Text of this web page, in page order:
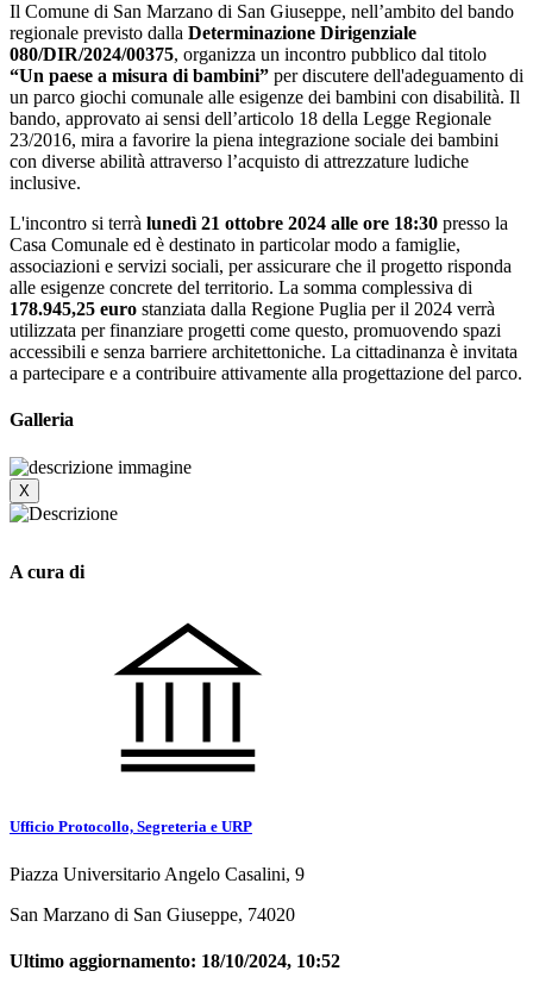
Il Comune di San Marzano di San Giuseppe, nell’ambito del bando
regionale previsto dalla Determinazione Dirigenziale
080/DIR/2024/00375, organizza un incontro pubblico dal titolo
“Un paese a misura di bambini” per discutere dell'adeguamento di
un parco giochi comunale alle esigenze dei bambini con disabilità. Il
bando, approvato ai sensi dell’articolo 18 della Legge Regionale
23/2016, mira a favorire la piena integrazione sociale dei bambini
con diverse abilità attraverso l’acquisto di attrezzature ludiche
inclusive.
L'incontro si terrà lunedì 21 ottobre 2024 alle ore 18:30 presso la
Casa Comunale ed è destinato in particolar modo a famiglie,
associazioni e servizi sociali, per assicurare che il progetto risponda
alle esigenze concrete del territorio. La somma complessiva di
178.945,25 euro stanziata dalla Regione Puglia per il 2024 verrà
utilizzata per finanziare progetti come questo, promuovendo spazi
accessibili e senza barriere architettoniche. La cittadinanza è invitata
a partecipare e a contribuire attivamente alla progettazione del parco.
Galleria
X
A cura di
Ufficio Protocollo, Segreteria e URP
Piazza Universitario Angelo Casalini, 9
San Marzano di San Giuseppe, 74020
Ultimo aggiornamento: 18/10/2024, 10:52